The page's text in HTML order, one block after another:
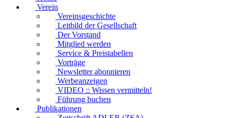
Verein
Vereinsgeschichte
Leitbild der Gesellschaft
Der Vorstand
Mitglied werden
Service & Preistabellen
Vorträge
Newsletter abonnieren
Werbeanzeigen
VIDEO :: Wissen vermitteln!
Führung buchen
Publikationen